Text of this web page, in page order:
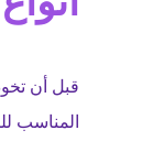
قبل أن
المناسب